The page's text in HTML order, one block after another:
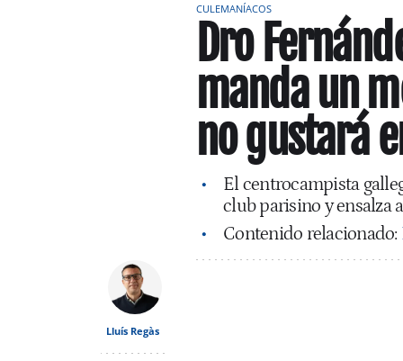
CULEMANÍACOS
Dro
manda un
no gustará
El centrocampista
club parisino y ensalza
Contenido relacionado:
Lluís Regàs